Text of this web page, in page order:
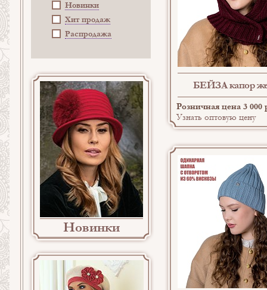
Новинки
Хит продаж
Распродажа
Новинки
БЕЙЗА капор
Розничная цена 3 000
Узнать оптовую цену